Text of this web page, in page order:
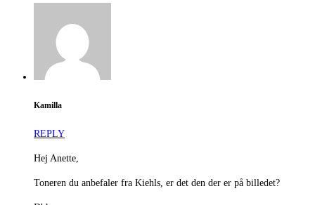
Kamilla
REPLY
Hej Anette,
Toneren du anbefaler fra Kiehls, er det den der er på billedet?